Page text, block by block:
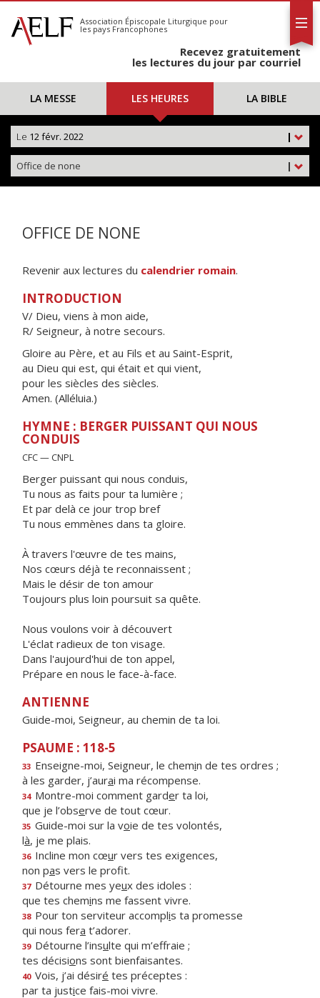
S'abonner
Calendrier
Association Épiscopale Liturgique pour
les pays Francophones
Recevez gratuitement
les lectures du jour par courriel
LA MESSE LES HEURES LA BIBLE
|
Le 12 févr. 2022
|
Office de none
OFFICE DE NONE
Revenir aux lectures du calendrier romain.
INTRODUCTION
V/ Dieu, viens à mon aide,
R/ Seigneur, à notre secours.
Gloire au Père, et au Fils et au Saint-Esprit,
au Dieu qui est, qui était et qui vient,
pour les siècles des siècles.
Amen. (Alléluia.)
HYMNE : BERGER PUISSANT QUI NOUS
CONDUIS
CFC — CNPL
Berger puissant qui nous conduis,
Tu nous as faits pour ta lumière ;
Et par delà ce jour trop bref
Tu nous emmènes dans ta gloire.
À travers l'œuvre de tes mains,
Nos cœurs déjà te reconnaissent ;
Mais le désir de ton amour
Toujours plus loin poursuit sa quête.
Nous voulons voir à découvert
L'éclat radieux de ton visage.
Dans l'aujourd'hui de ton appel,
Prépare en nous le face-à-face.
ANTIENNE
Guide-moi, Seigneur, au chemin de ta loi.
PSAUME : 118-5
33 Enseigne-moi, Seigneur, le chemin de tes ordres ;
à les garder, j’aurai ma récompense.
34 Montre-moi comment garder ta loi,
que je l’observe de tout cœur.
35 Guide-moi sur la voie de tes volontés,
là, je me plais.
36 Incline mon cœur vers tes exigences,
non pas vers le profit.
37 Détourne mes yeux des idoles :
que tes chemins me fassent vivre.
38 Pour ton serviteur accomplis ta promesse
qui nous fera t’adorer.
39 Détourne l’insulte qui m’effraie ;
tes décisions sont bienfaisantes.
40 Vois, j’ai désiré tes préceptes :
par ta justice fais-moi vivre.